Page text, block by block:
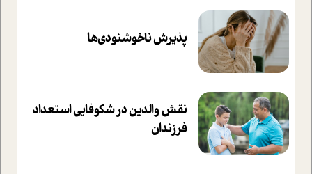
پذیرش ناخوشنودی‌ها
نقش والدین در شکوفا‌یی ا‌ستعداد
فرزندان‌